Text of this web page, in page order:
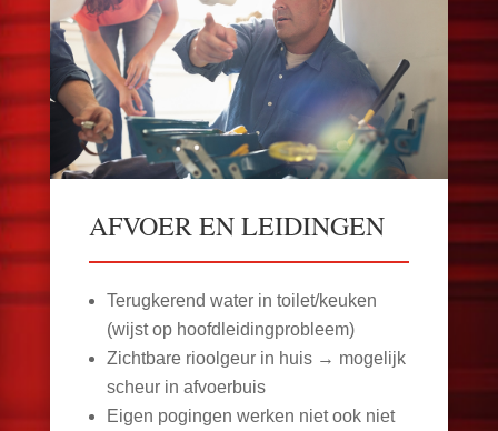
AFVOER EN LEIDINGEN
Terugkerend water in toilet/keuken
(wijst op hoofdleidingprobleem)
Zichtbare rioolgeur in huis → mogelijk
scheur in afvoerbuis
Eigen pogingen werken niet ook niet